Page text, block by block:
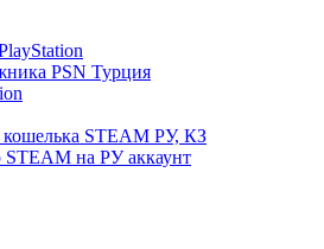
PSN Турция
STEAM РУ, КЗ
STEAM на РУ аккаунт